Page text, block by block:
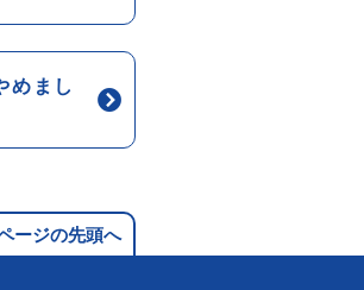
めまし
ージの先頭へ